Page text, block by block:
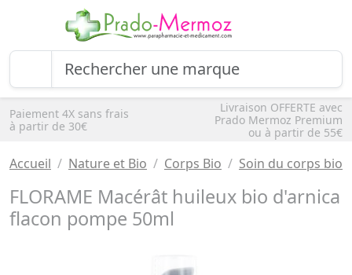
Paiement 4X sans frais
à partir de 30€
Livraison OFFERTE avec
Prado Mermoz Premium
ou à partir de 55€
Accueil Nature et Bio Corps Bio Soin du corps bio
FLORAME Macérât huileux bio d'arnica
flacon pompe 50ml